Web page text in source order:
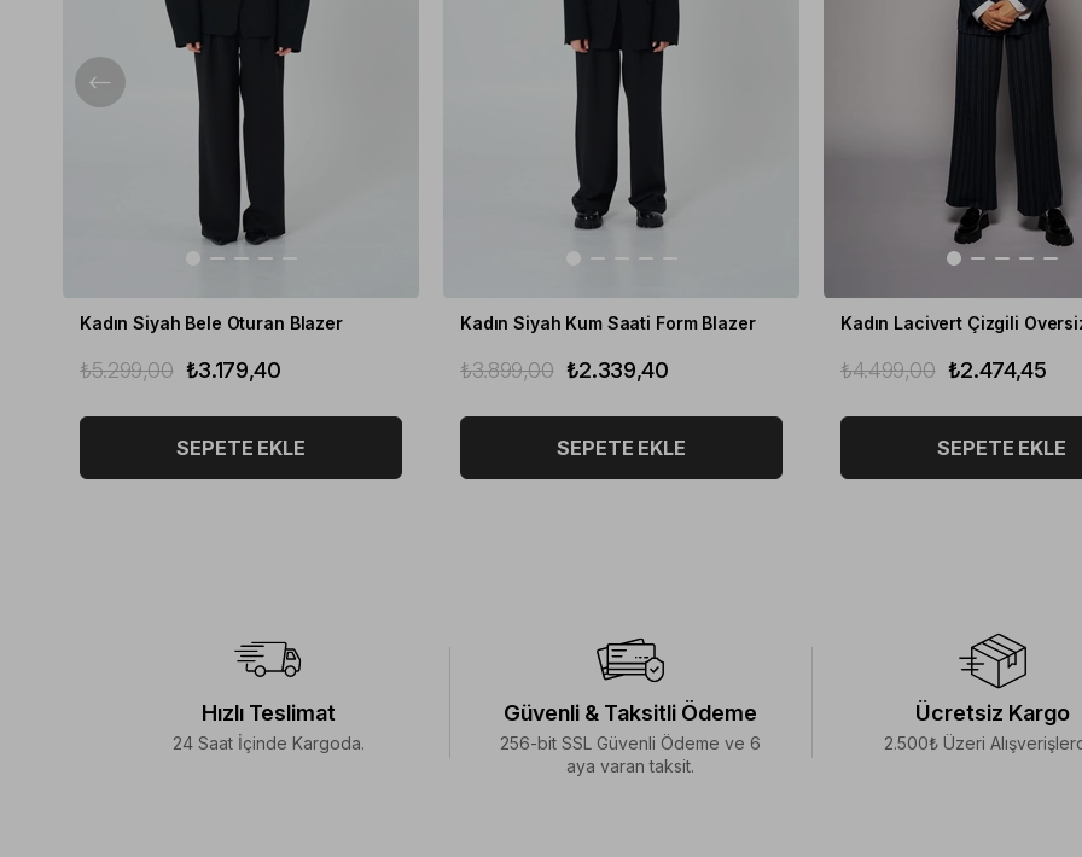
Kadın Siyah Bele Oturan Blazer
₺3.179,40
₺5.299,00
SEPETE EKLE
Kadın Siyah Kum Saati Form Blazer
₺2.339,40
₺3.899,00
SEPETE EKLE
Kadın Lacivert Çizgili
₺2.474,45
₺4.499,00
SEPETE EKLE
Hızlı Teslimat
24 Saat İçinde Kargoda.
Güvenli & Taksitli Ödeme
256-bit SSL Güvenli Ödeme ve 6
aya varan taksit.
Ücretsiz Kargo
2.500₺ Üzeri